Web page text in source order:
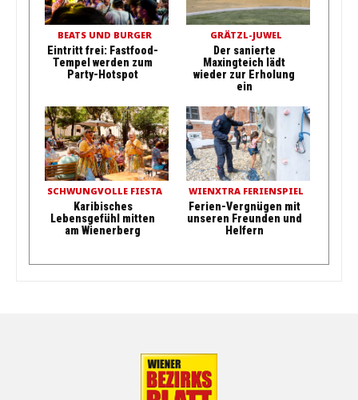
BEATS UND BURGER
Eintritt frei: Fastfood-
Tempel werden zum
Party-Hotspot
GRÄTZL-JUWEL
Der sanierte
Maxingteich lädt
wieder zur Erholung
ein
SCHWUNGVOLLE FIESTA
Karibisches
Lebensgefühl mitten
am Wienerberg
WIENXTRA FERIENSPIEL
Ferien-Vergnügen mit
unseren Freunden und
Helfern